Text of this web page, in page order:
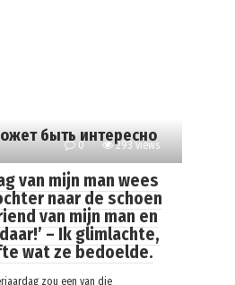
быть интересно
0 293 views
van mijn man wees
naar de schoen
van mijn man en
– Ik glimlachte,
wat ze bedoelde.
zou een van die